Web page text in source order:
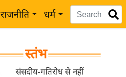
राजनीति धर्म
स्तंभ
संसदीय-गतिरोध से नहीं